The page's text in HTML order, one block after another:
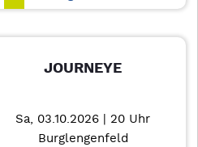
JOURNEYE
Sa, 03.10.2026 | 20 Uhr
Burglengenfeld